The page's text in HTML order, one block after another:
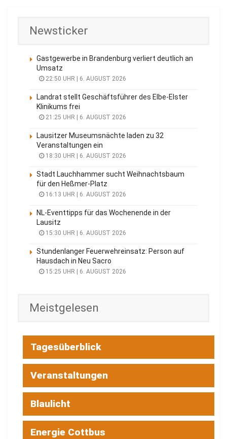
Newsticker
Gastgewerbe in Brandenburg verliert deutlich an
Umsatz
22:50 UHR | 6. AUGUST 2026
Landrat stellt Geschäftsführer des Elbe-Elster
Klinikums frei
21:25 UHR | 6. AUGUST 2026
Lausitzer Museumsnächte laden zu 32
Veranstaltungen ein
18:30 UHR | 6. AUGUST 2026
Stadt Lauchhammer sucht Weihnachtsbaum
für den Heßmer-Platz
16:13 UHR | 6. AUGUST 2026
NL-Eventtipps für das Wochenende in der
Lausitz
15:30 UHR | 6. AUGUST 2026
Stundenlanger Feuerwehreinsatz: Person auf
Hausdach in Neu Sacro
15:25 UHR | 6. AUGUST 2026
Meistgelesen
Tagesüberblick
Veranstaltungen
Blaulicht
Energie Cottbus